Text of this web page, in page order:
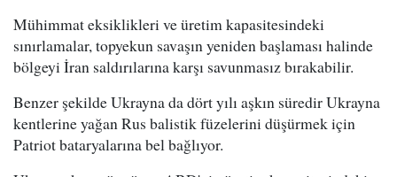
Mühimmat eksiklikleri ve üretim kapasitesindeki
sınırlamalar, topyekun savaşın yeniden başlaması halinde
bölgeyi İran saldırılarına karşı savunmasız bırakabilir.
Benzer şekilde Ukrayna da dört yılı aşkın süredir Ukrayna
kentlerine yağan Rus balistik füzelerini düşürmek için
Patriot bataryalarına bel bağlıyor.